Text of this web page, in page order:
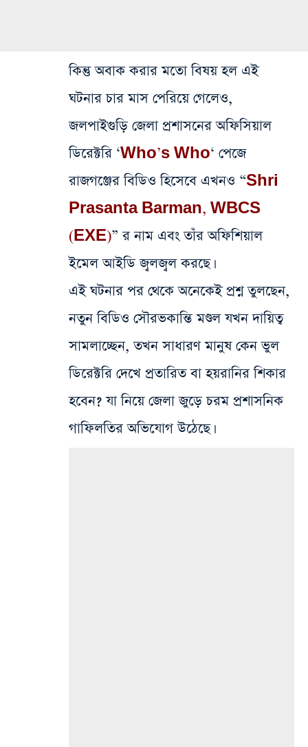
কিন্তু অবাক করার মতো বিষয় হল এই
ঘটনার চার মাস পেরিয়ে গেলেও,
জলপাইগুড়ি জেলা প্রশাসনের অফিসিয়াল
ডিরেক্টরি ‘Who’s Who‘ পেজে
রাজগঞ্জের বিডিও হিসেবে এখনও “Shri
Prasanta Barman, WBCS
(EXE)” র নাম এবং তাঁর অফিশিয়াল
ইমেল আইডি জ্বলজ্বল করছে।
এই ঘটনার পর থেকে অনেকেই প্রশ্ন তুলছেন,
নতুন বিডিও সৌরভকান্তি মণ্ডল যখন দায়িত্ব
সামলাচ্ছেন, তখন সাধারণ মানুষ কেন ভুল
ডিরেক্টরি দেখে প্রতারিত বা হয়রানির শিকার
হবেন? যা নিয়ে জেলা জুড়ে চরম প্রশাসনিক
গাফিলতির অভিযোগ উঠেছে।